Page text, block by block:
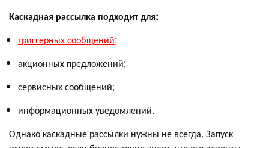
Каскадная рассылка подходит для:
триггерных сообщений;
акционных предложений;
сервисных сообщений;
информационных уведомлений.
Однако каскадные рассылки нужны не всегда. Запуск